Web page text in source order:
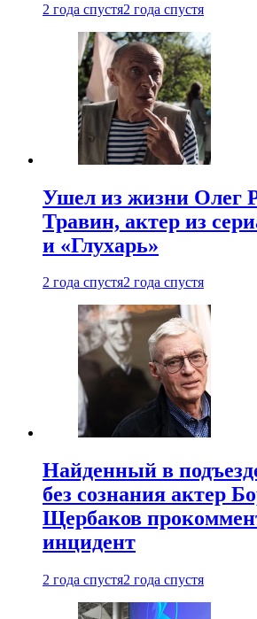
2 года спустя2 года спустя
Ушел из жизни Олег
Травин, актер из
и «Глухарь»
2 года спустя2 года спустя
Найденный в
без сознания актер
Щербаков
инцидент
2 года спустя2 года спустя